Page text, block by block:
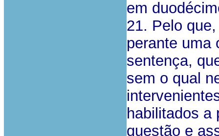
em
21. Pelo
perante uma
sentença,
sem o qual
habilitados
questão e